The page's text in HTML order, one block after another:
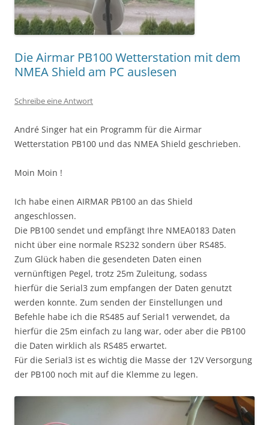
Die Airmar PB100 Wetterstation mit dem
NMEA Shield am PC auslesen
Schreibe eine Antwort
André Singer hat ein Programm für die Airmar
Wetterstation PB100 und das NMEA Shield geschrieben.
Moin Moin !
Ich habe einen AIRMAR PB100 an das Shield
angeschlossen.
Die PB100 sendet und empfängt Ihre NMEA0183 Daten
nicht über eine normale RS232 sondern über RS485.
Zum Glück haben die gesendeten Daten einen
vernünftigen Pegel, trotz 25m Zuleitung, sodass
hierfür die Serial3 zum empfangen der Daten genutzt
werden konnte. Zum senden der Einstellungen und
Befehle habe ich die RS485 auf Serial1 verwendet, da
hierfür die 25m einfach zu lang war, oder aber die PB100
die Daten wirklich als RS485 erwartet.
Für die Serial3 ist es wichtig die Masse der 12V Versorgung
der PB100 noch mit auf die Klemme zu legen.